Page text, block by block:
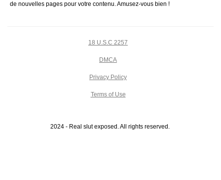
de nouvelles pages pour votre contenu. Amusez-vous bien !
18 U.S.C 2257
DMCA
Privacy Policy
Terms of Use
2024 - Real slut exposed. All rights reserved.